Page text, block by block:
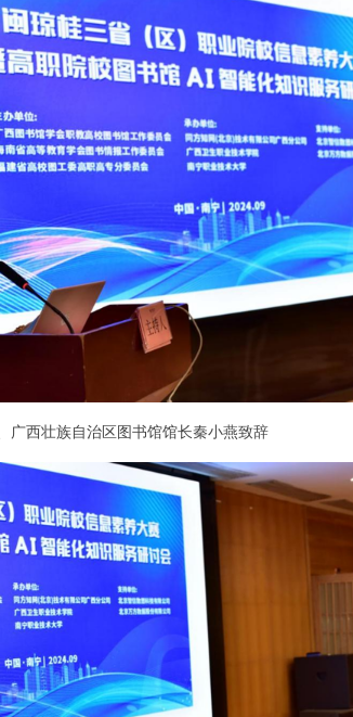
广西壮族自治区图书馆馆长秦小燕致辞